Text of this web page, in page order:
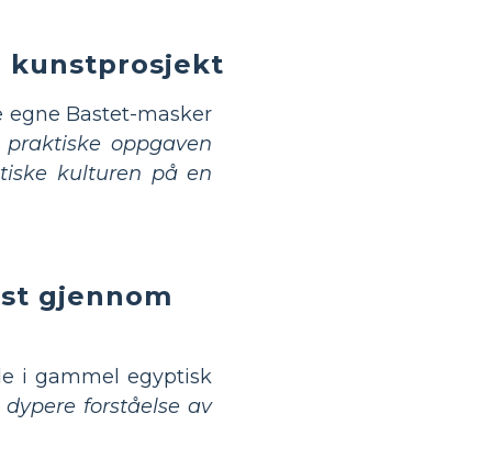
kunstprosjekt
egne Bastet-masker
praktiske oppgaven
kulturen på en
gjennom
i gammel egyptisk
forståelse av